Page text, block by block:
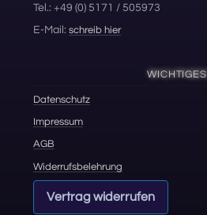
Tel.: +49 (0) 5171 / 505973
E-Mail:schreib hier
WICHTIGES
Datenschutz
Impressum
AGB
Widerrufsbelehrung
Vertrag widerrufen